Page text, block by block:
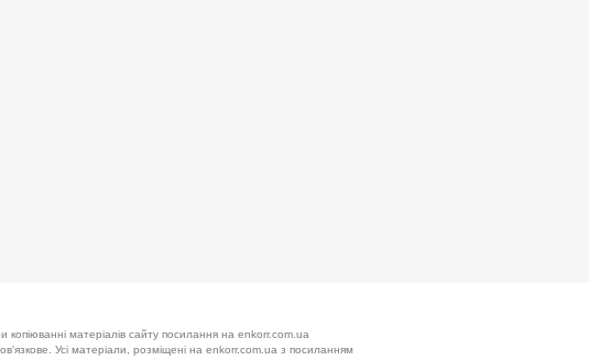
копіюванні матеріалів сайту посилання на enkorr.com.ua
Усі матеріали, розміщені на enkorr.com.ua з посиланням